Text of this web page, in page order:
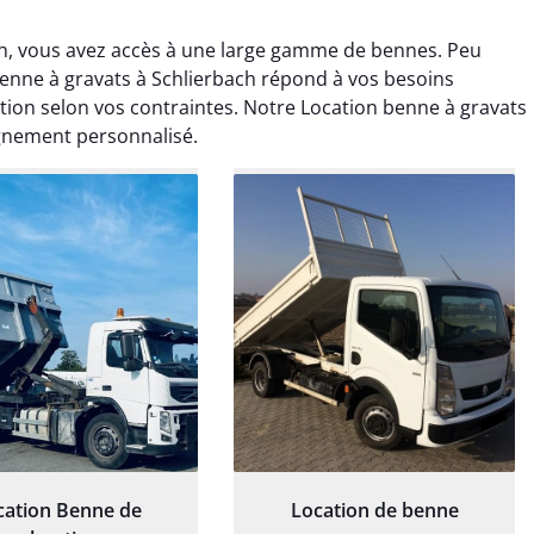
avez accès à une large gamme de bennes. Peu
à gravats à Schlierbach répond à vos besoins
selon vos contraintes. Notre Location benne à gravats
personnalisé.
Benne de
Location de benne
Bonnet
21 juin 2024
de terrassement
à Var était
L'équipe a
manière efficace
laissant
impeccable et
notre nouveau
paysager.
Elisa Barreau
6 avril 2025
Parfait pour évacuer les
gravats de mon chantier.
Service rapide et efficace. Je
recommande sans
hésitation.